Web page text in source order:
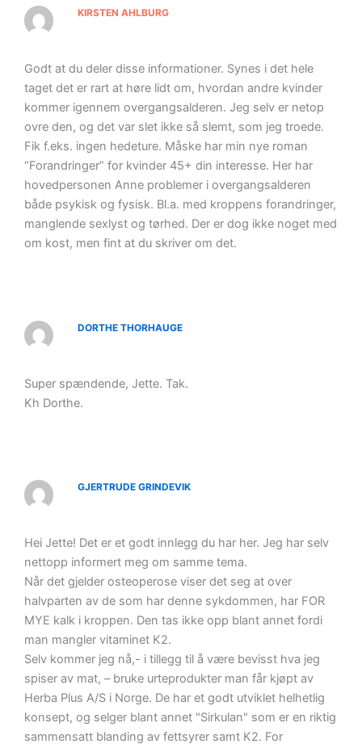
KIRSTEN AHLBURG
Godt at du deler disse informationer. Synes i det hele
taget det er rart at høre lidt om, hvordan andre kvinder
kommer igennem overgangsalderen. Jeg selv er netop
ovre den, og det var slet ikke så slemt, som jeg troede.
Fik f.eks. ingen hedeture. Måske har min nye roman
“Forandringer” for kvinder 45+ din interesse. Her har
hovedpersonen Anne problemer i overgangsalderen
både psykisk og fysisk. Bl.a. med kroppens forandringer,
manglende sexlyst og tørhed. Der er dog ikke noget med
om kost, men fint at du skriver om det.
DORTHE THORHAUGE
Super spændende, Jette. Tak.
Kh Dorthe.
GJERTRUDE GRINDEVIK
Hei Jette! Det er et godt innlegg du har her. Jeg har selv
nettopp informert meg om samme tema.
Når det gjelder osteoperose viser det seg at over
halvparten av de som har denne sykdommen, har FOR
MYE kalk i kroppen. Den tas ikke opp blant annet fordi
man mangler vitaminet K2.
Selv kommer jeg nå,- i tillegg til å være bevisst hva jeg
spiser av mat, – bruke urteprodukter man får kjøpt av
Herba Plus A/S i Norge. De har et godt utviklet helhetlig
konsept, og selger blant annet "Sirkulan" som er en riktig
sammensatt blanding av fettsyrer samt K2. For